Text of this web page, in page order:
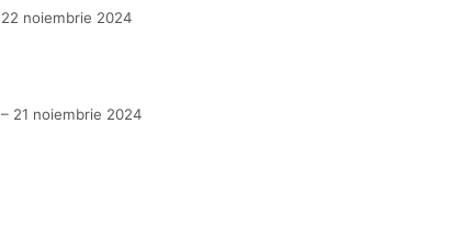
22 noiembrie 2024
– 21 noiembrie 2024